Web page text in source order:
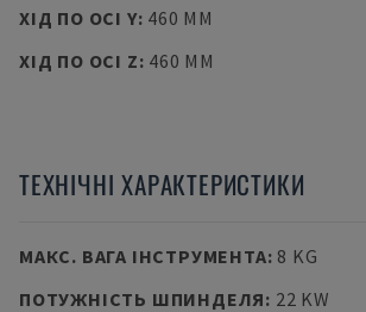
ХІД ПО ОСІ Y: 460 MM
ХІД ПО ОСІ Z: 460 MM
ТЕХНІЧНІ ХАРАКТЕРИСТИКИ
МАКС. ВАГА ІНСТРУМЕНТА: 8 KG
ПОТУЖНІСТЬ ШПИНДЕЛЯ: 22 KW